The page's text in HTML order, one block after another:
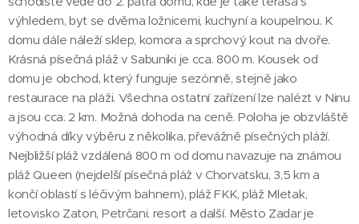
výhledem, byt se dvěma ložnicemi, kuchyní a koupelnou. K
domu dále náleží sklep, komora a sprchový kout na dvoře.
Krásná písečná pláž v Sabuniki je cca. 800 m. Kousek od
domu je obchod, který funguje sezónně, stejně jako
restaurace na pláži. Všechna ostatní zařízení lze nalézt v Ninu
a jsou cca. 2 km. Možná dohoda na ceně. Poloha je obzvláště
výhodná díky výběru z několika, převážně písečných pláží.
Nejbližší pláž vzdálená 800 m od domu navazuje na známou
pláž Queen (nejdelší písečná pláž v Chorvatsku, 3,5 km a
končí oblastí s léčivým bahnem), pláž FKK, pláž Mletak,
letovisko Zaton, Petrčani. resort a další. Město Zadar je